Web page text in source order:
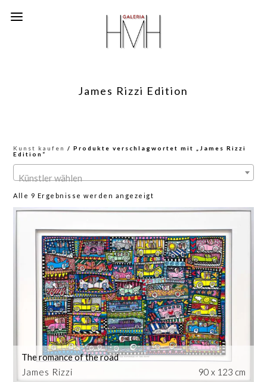
James Rizzi Edition
Kunst kaufen / Produkte verschlagwortet mit „James Rizzi
Edition“
Künstler wählen
Alle 9 Ergebnisse werden angezeigt
James Rizzi
The romance of the road
90 x 123 cm